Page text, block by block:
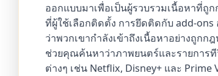
ออกแบบมาเพื่อเป็นผู้รวบรวมเนื้อหาที่
ที่ผู้ใช้เลือกติดตั้ง การยึดติดกับ add-ons
ว่าพวกเขากำลังเข้าถึงเนื้อหาอย่างถูกก
ช่วยคุณค้นหาว่าภาพยนตร์และรายการที
ต่างๆ เช่น Netflix, Disney+ และ